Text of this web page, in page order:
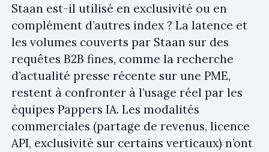
Staan est-il utilisé en exclusivité ou en
complément d’autres index ? La latence et
les volumes couverts par Staan sur des
requêtes B2B fines, comme la recherche
d’actualité presse récente sur une PME,
restent à confronter à l’usage réel par les
équipes Pappers IA. Les modalités
commerciales (partage de revenus, licence
API, exclusivité sur certains verticaux) n’ont